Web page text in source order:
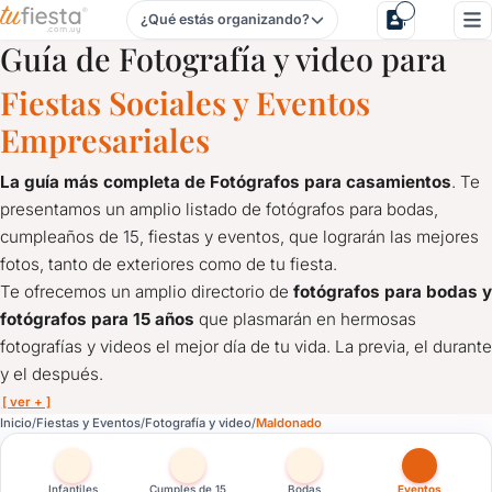
Fotografía y video para Fiestas y Eventos en Maldonado
¿Qué estás organizando?
Guía de Fotografía y video para
Fiestas Sociales y Eventos
Empresariales
La guía más completa de Fotógrafos para casamientos. Te
presentamos un amplio listado de fotógrafos para bodas,
cumpleaños de 15, fiestas y eventos, que lograrán las mejores
fotos, tanto de exteriores como de tu fiesta.
Te ofrecemos un amplio directorio de fotógrafos para bodas y
fotógrafos para 15 años que plasmarán en hermosas
fotografías y videos el mejor día de tu vida. La previa, el durante
y el después.
[ ver + ]
Inicio Fiestas y Eventos Fotografía y video Maldonado
Infantiles Cumples de 15 Bodas Eventos
Fotografía y video para Fiestas y Eventos en Maldonado
La guía más completa de Fotógrafos para casamientos
Te ofrecemos un amplio directorio defotógrafos para bodas